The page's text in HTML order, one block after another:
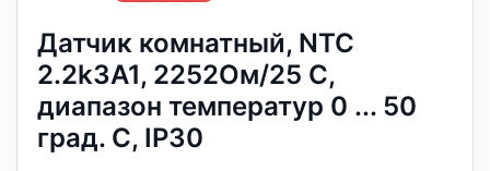
Датчик комнатный, NTC
2.2k3A1, 2252Oм/25 С,
диапазон температур 0 ... 50
град. C, IP30